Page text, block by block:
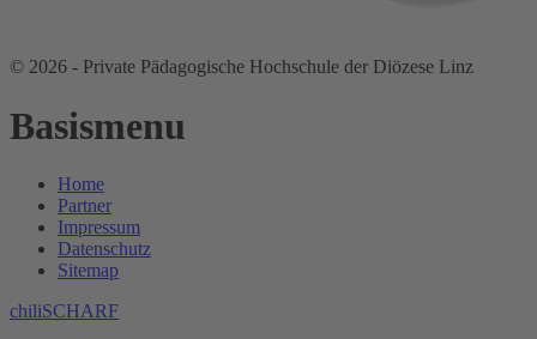
© 2026 - Private Pädagogische Hochschule der Diözese Linz
Basismenu
Home
Partner
Impressum
Datenschutz
Sitemap
chiliSCHARF